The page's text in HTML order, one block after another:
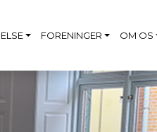
FORENINGER OM OS